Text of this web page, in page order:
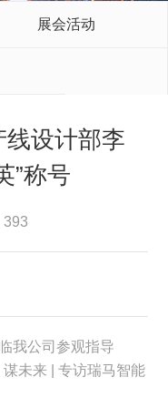
展会活动
设计部李
”称号
393
我公司参观指导
谋未来 | 专访瑞马智能